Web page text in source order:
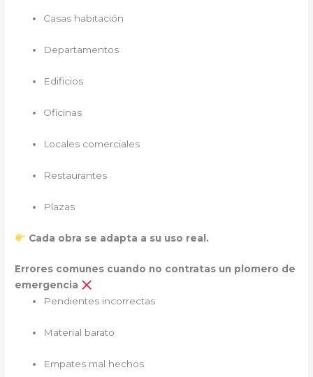
Casas habitación
Departamentos
Edificios
Oficinas
Locales comerciales
Restaurantes
Plazas
Cada obra se adapta a su uso real.
Errores comunes cuando no contratas un plomero de
emergencia
Pendientes incorrectas
Material barato
Empates mal hechos